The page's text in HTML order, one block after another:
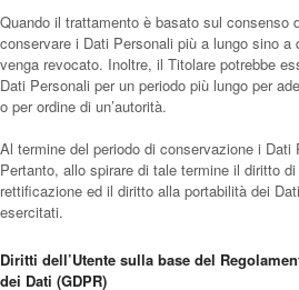
Quando il trattamento è basato sul consenso
conservare i Dati Personali più a lungo sino a
venga revocato. Inoltre, il Titolare potrebbe
Dati Personali per un periodo più lungo per
o per ordine di un’autorità.
Al termine del periodo di conservazione i Dati
Pertanto, allo spirare di tale termine il diritto
rettificazione ed il diritto alla portabilità dei
esercitati.
Diritti dell’Utente sulla base del
dei Dati (GDPR)